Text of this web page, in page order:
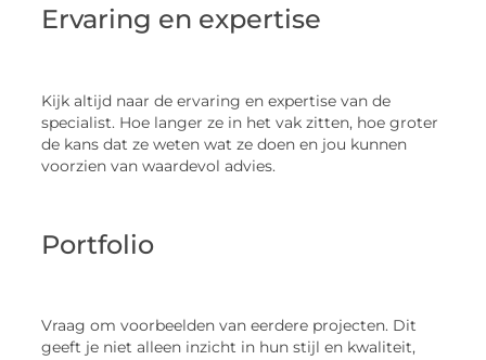
Ervaring en expertise
Kijk altijd naar de ervaring en expertise van de
specialist. Hoe langer ze in het vak zitten, hoe groter
de kans dat ze weten wat ze doen en jou kunnen
voorzien van waardevol advies.
Portfolio
Vraag om voorbeelden van eerdere projecten. Dit
geeft je niet alleen inzicht in hun stijl en kwaliteit,